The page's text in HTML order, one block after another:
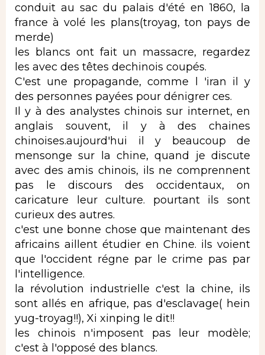
conduit au sac du palais d'été en 1860, la
france à volé les plans(troyag, ton pays de
merde)
les blancs ont fait un massacre, regardez
les avec des têtes dechinois coupés.
C'est une propagande, comme l 'iran il y
des personnes payées pour dénigrer ces.
Il y à des analystes chinois sur internet, en
anglais souvent, il y à des chaines
chinoises.aujourd'hui il y beaucoup de
mensonge sur la chine, quand je discute
avec des amis chinois, ils ne comprennent
pas le discours des occidentaux, on
caricature leur culture. pourtant ils sont
curieux des autres.
c'est une bonne chose que maintenant des
africains aillent étudier en Chine. ils voient
que l'occident régne par le crime pas par
l'intelligence.
la révolution industrielle c'est la chine, ils
sont allés en afrique, pas d'esclavage( hein
yug-troyag!!), Xi xinping le dit!!
les chinois n'imposent pas leur modèle;
c'est à l'opposé des blancs.